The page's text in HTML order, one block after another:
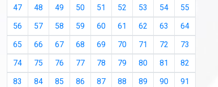
47
48 49 50 51 52 53 54
55
56
57 58 59 60 61 62 63
64
65
66 67 68 69 70 71 72
73
74
75 76 77 78 79 80 81
82
83
84 85 86 87 88 89 90
91